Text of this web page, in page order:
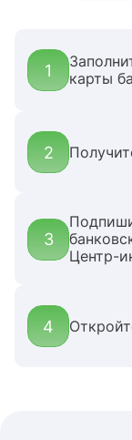
1
карты
2
3
Центр-
4